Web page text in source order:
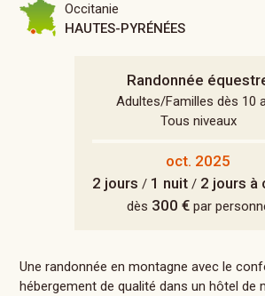
Randonnée
Adultes/Familles dès 10
Tous niveaux
oct. 2025
2 jours / 1 nuit/ 2 jours à
dès 300 €par
Occitanie
HAUTES-PYRÉNÉES
Une randonnée en montagne avec le
hébergement de qualité dans un hôtel de